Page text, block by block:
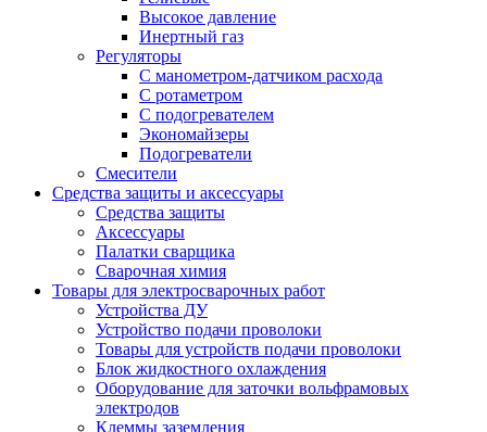
Высокое давление
Инертный газ
Регуляторы
С манометром-датчиком расхода
С ротаметром
С подогревателем
Экономайзеры
Подогреватели
Смесители
Средства защиты и аксессуары
Средства защиты
Аксессуары
Палатки сварщика
Сварочная химия
Товары для электросварочных работ
Устройства ДУ
Устройство подачи проволоки
Товары для устройств подачи проволоки
Блок жидкостного охлаждения
Оборудование для заточки вольфрамовых
электродов
Клеммы заземления